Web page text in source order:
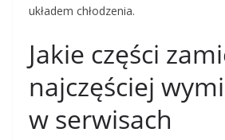
układem chłodzenia.
Jakie części
najczęściej
w serwisach